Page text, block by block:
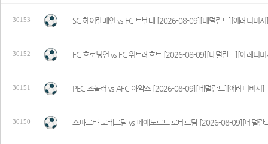
30153 SC 헤이렌베인 vs FC 트벤테 [2026-08-09][네덜란드][에레디비시]
30152 FC 흐로닝언 vs FC 위트레흐트 [2026-08-09][네덜란드][에레디비
30151 PEC 즈볼러 vs AFC 아약스 [2026-08-09][네덜란드][에레디비시]
30150 스파르타 로테르담 vs 페예노르트 로테르담 [2026-08-09][네덜란